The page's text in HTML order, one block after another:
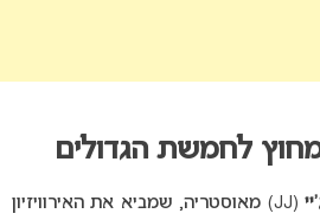
לחמשת הגדולים
(JJ)
מאוסטריה, שמביא את האירוויזיון